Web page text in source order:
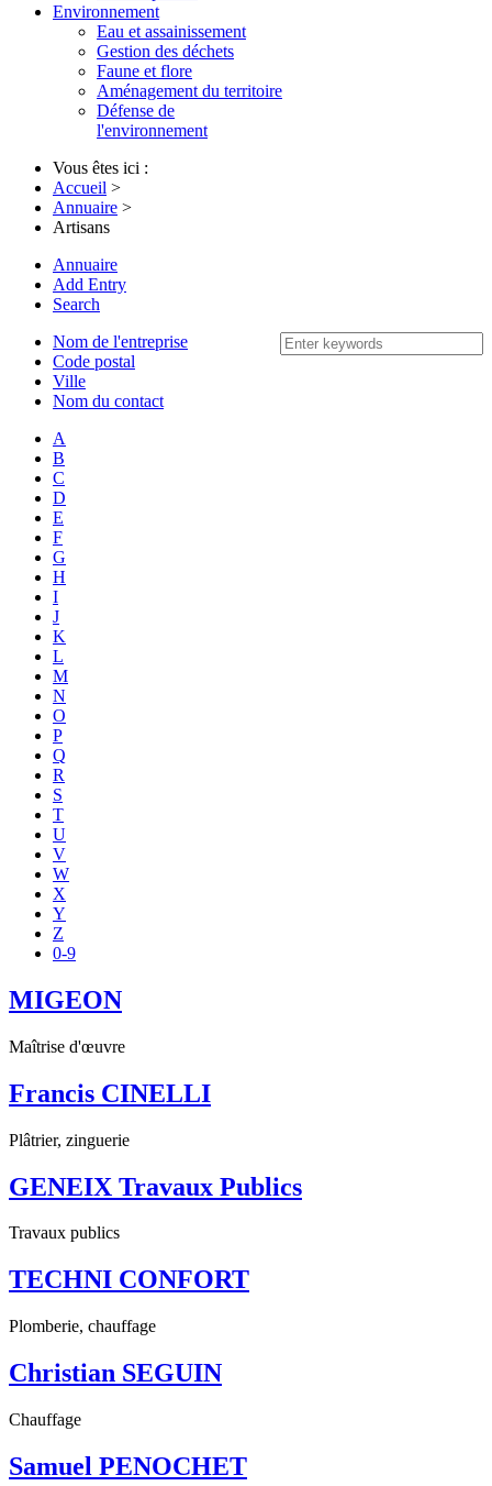
Environnement
Eau et assainissement
Gestion des déchets
Faune et flore
Aménagement du territoire
Défense de
l'environnement
Vous êtes ici :
Accueil >
Annuaire >
Artisans
Annuaire
Add Entry
Search
Nom de l'entreprise
Code postal
Ville
Nom du contact
A
B
C
D
E
F
G
H
I
J
K
L
M
N
O
P
Q
R
S
T
U
V
W
X
Y
Z
0-9
MIGEON
Maîtrise d'œuvre
Francis CINELLI
Plâtrier, zinguerie
GENEIX Travaux Publics
Travaux publics
TECHNI CONFORT
Plomberie, chauffage
Christian SEGUIN
Chauffage
Samuel PENOCHET